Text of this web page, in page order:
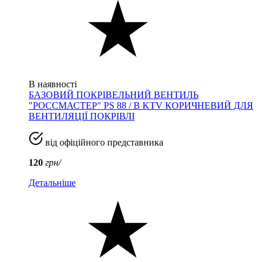
В наявності
БАЗОВИЙ ПОКРІВЕЛЬНИЙ ВЕНТИЛЬ
"РОССМАСТЕР" PS 88 / B KTV КОРИЧНЕВИЙ ДЛЯ
ВЕНТИЛЯЦІЇ ПОКРІВЛІ
від офіційного представника
120 грн/
Детальніше